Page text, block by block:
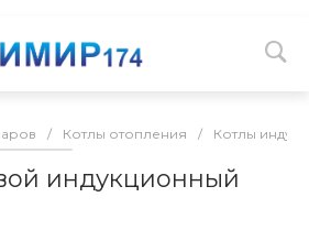
/ Котлы отопления / Котлы
индукционный